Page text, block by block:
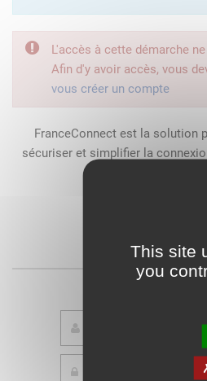
This site
you
L'accès à cette démarche
Afin d'y avoir accès, vous
vous créer un compte
FranceConnect est la solution
sécuriser et simplifier la
ou